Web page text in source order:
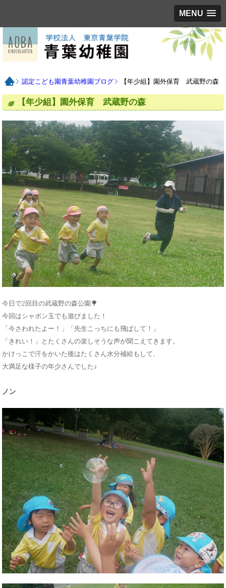
MENU
認定こども園青葉幼稚園ブログ 【年少組】園外保育 武蔵野の森
【年少組】園外保育 武蔵野の森
今日で2回目の武蔵野の森公園🌳
今回はシャボン玉でも遊びました！
「今さわれたよー！」「先生こっちにも飛ばして！」
「きれい！」とたくさんの楽しそうな声が聞こえてきます。
かけっこで汗をかいた後はたくさん水分補給もして、
大満足な様子の年少さんでした♪
ノン